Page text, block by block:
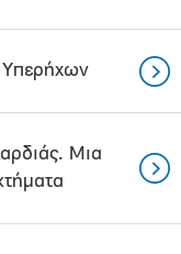
Υπερήχων
Μια